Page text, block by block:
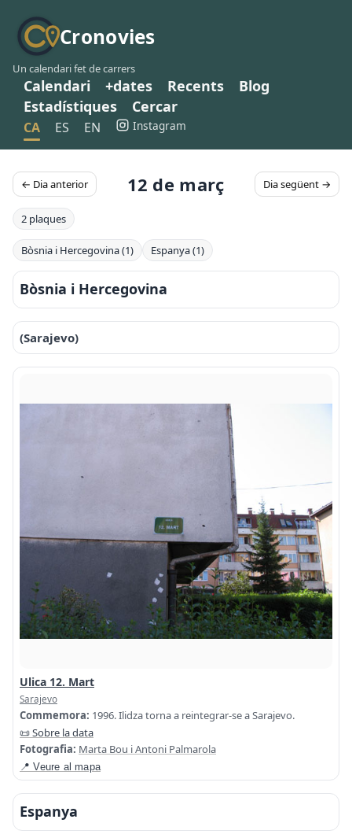
Cronovies
Un calendari fet de carrers
Calendari +dates Recents
Blog
Estadístiques
Cercar
CA ES EN Instagram
← Dia anterior 12 de març Dia següent →
2 plaques
Bòsnia i Hercegovina (1) Espanya (1)
Bòsnia i Hercegovina
(Sarajevo)
Ulica 12. Mart
Sarajevo
Commemora: 1996. Ilidza torna a reintegrar-se a Sarajevo.
📜 Sobre la data
Fotografia: Marta Bou i Antoni Palmarola
📍 Veure al mapa
Espanya